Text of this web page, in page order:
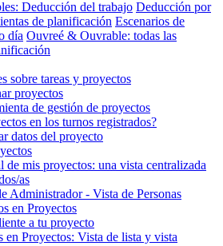
Deducción del trabajo Deducción por
de planificación Escenarios de
día Ouvreé & Ouvrable: todas las
sobre tareas y proyectos
proyectos
de gestión de proyectos
en los turnos registrados?
datos del proyecto
de mis proyectos: una vista centralizada
as
Administrador - Vista de Personas
en Proyectos
a tu proyecto
en Proyectos: Vista de lista y vista